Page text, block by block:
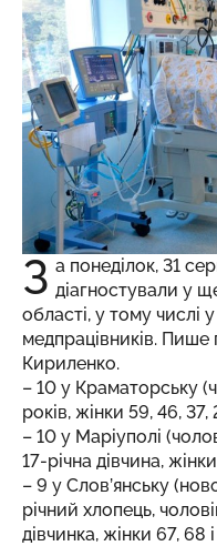
З а понеділок, 31
діагностували у
області, у тому числі
медпрацівників.
Кириленко.
– 10 у Краматорську
років, жінки 59, 46, 37,
– 10 у Маріуполі
17-річна дівчина,
– 9 у Слов’янську
річний хлопець,
дівчинка, жінки 67, 68